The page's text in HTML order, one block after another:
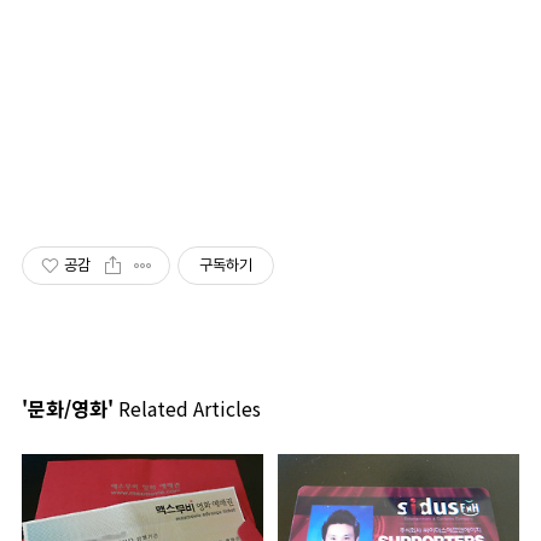
공감 구독하기
'문화/영화' Related Articles